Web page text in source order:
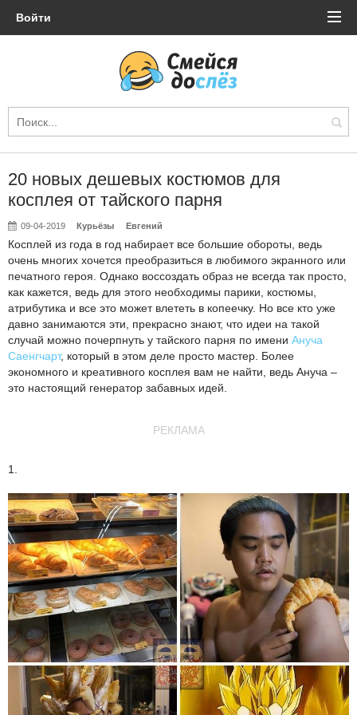
Войти
20 новых дешевых костюмов для
косплея от тайского парня
09-04-2019 Курьёзы Евгений
Косплей из года в год набирает все большие обороты, ведь
очень многих хочется преобразиться в любимого экранного или
печатного героя. Однако воссоздать образ не всегда так просто,
как кажется, ведь для этого необходимы парики, костюмы,
атрибутика и все это может влететь в копеечку. Но все кто уже
давно занимаются эти, прекрасно знают, что идеи на такой
случай можно почерпнуть у тайского парня по имени Ануча
Саенгчарт, который в этом деле просто мастер. Более
экономного и креативного косплея вам не найти, ведь Ануча –
это настоящий генератор забавных идей.
РЕКЛАМА
1.